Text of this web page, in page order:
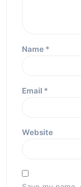
Name *
Email *
Website